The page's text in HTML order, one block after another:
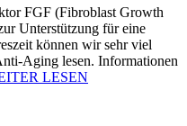
FGF (Fibroblast Growth
Unterstützung für eine
können wir sehr viel
Aging lesen. Informationen
LESEN